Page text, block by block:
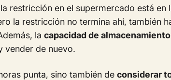
restricción en el supermercado está en
la restricción no termina ahí, también
la capacidad de
vender de nuevo.
punta, sino también de considerar